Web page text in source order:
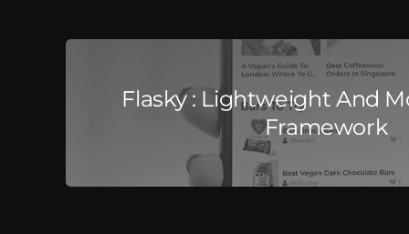
Flasky : Lightweight And
Framework